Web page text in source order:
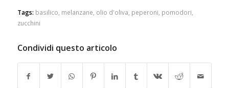
Tags: basilico melanzane olio d'oliva peperoni pomodori
zucchini
Condividi questo articolo